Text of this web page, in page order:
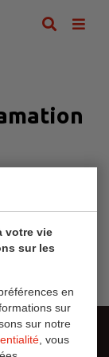
votre vie
sur les
en
sur
sur notre
, vous